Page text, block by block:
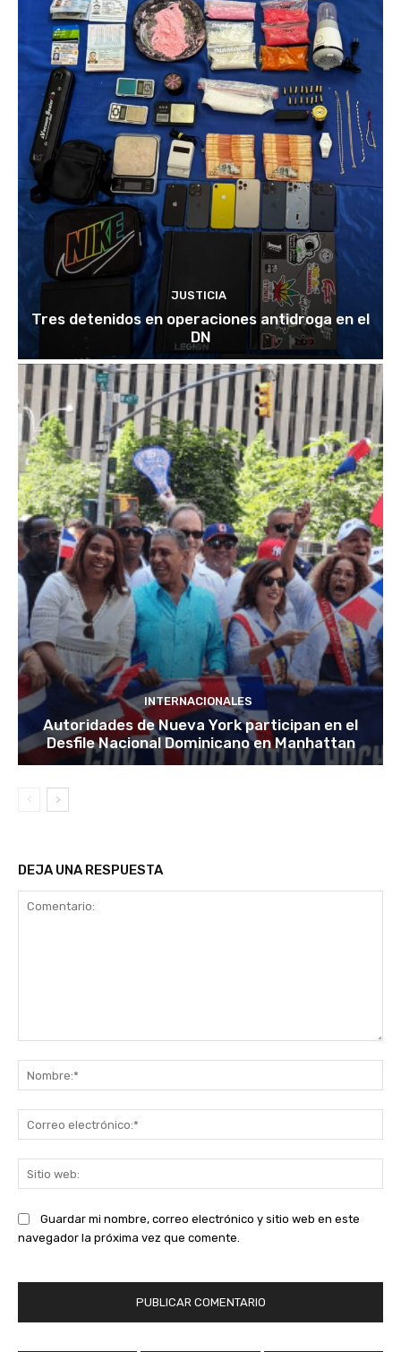
JUSTICIA
Tres detenidos en operaciones antidroga en el
DN
INTERNACIONALES
Autoridades de Nueva York participan en el
Desfile Nacional Dominicano en Manhattan
DEJA UNA RESPUESTA
Guardar mi nombre, correo electrónico y sitio web en este
navegador la próxima vez que comente.